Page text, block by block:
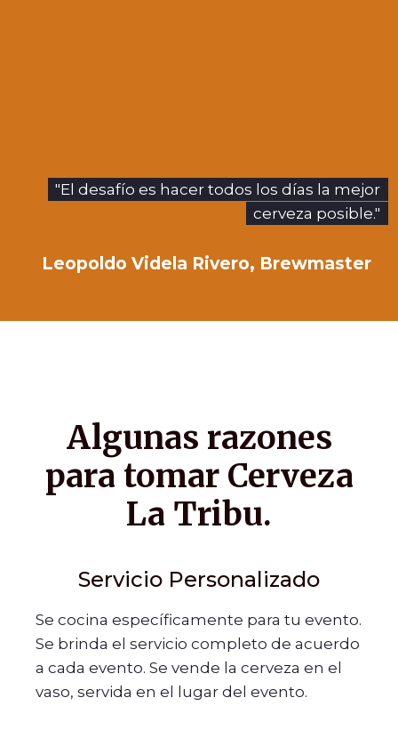
"El desafío es hacer todos los días la mejor
cerveza posible."
Leopoldo Videla Rivero, Brewmaster
Algunas razones
para tomar Cerveza
La Tribu.
Servicio Personalizado
Se cocina específicamente para tu evento.
Se brinda el servicio completo de acuerdo
a cada evento. Se vende la cerveza en el
vaso, servida en el lugar del evento.